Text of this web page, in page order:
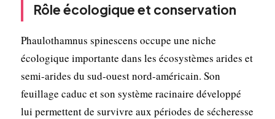
Rôle écologique et conservation
Phaulothamnus spinescens occupe une niche
écologique importante dans les écosystèmes arides et
semi-arides du sud-ouest nord-américain. Son
feuillage caduc et son système racinaire développé
lui permettent de survivre aux périodes de sécheresse